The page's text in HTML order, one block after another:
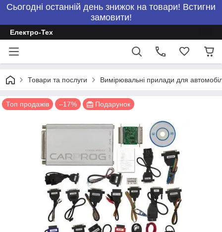
Сьогодні останній день знижок на товари! Встигни
замовити!
Електро-Тех
Товари та послуги Вимірювальні прилади для
Топ продажів –17% Подарунок